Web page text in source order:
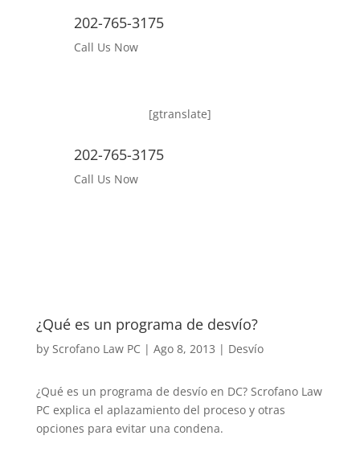
202-765-3175
Call Us Now
[gtranslate]
202-765-3175
Call Us Now
¿Qué es un programa de desvío?
by Scrofano Law PC | Ago 8, 2013 | Desvío
¿Qué es un programa de desvío en DC? Scrofano Law
PC explica el aplazamiento del proceso y otras
opciones para evitar una condena.